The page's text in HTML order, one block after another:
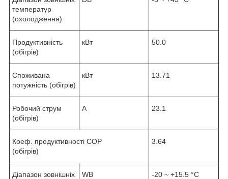
температур
(охолодження)
Продуктивність
(обігрів)
кВт 50.0
Споживана
потужність (обігрів)
кВт 13.71
Робочий струм
(обігрів)
А 23.1
Коеф. продуктивності COP
(обігрів)
3.64
Діапазон зовнішніх
WB -20 ~ +15.5 °С